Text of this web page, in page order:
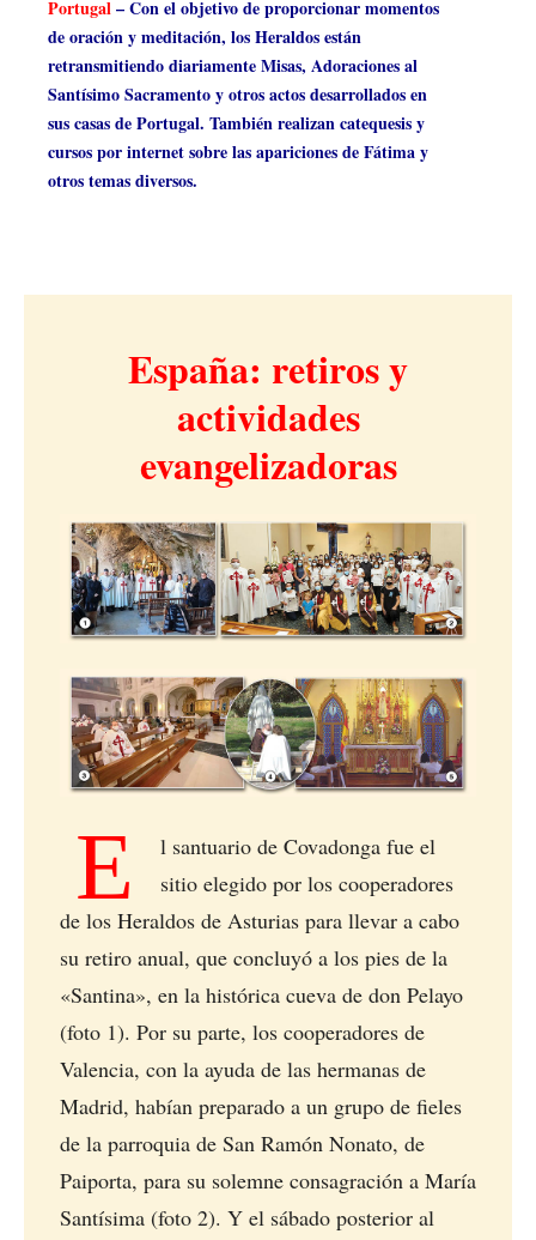
Portugal– Con el objetivo de proporcionar momentos
de oración y meditación, los Heraldos están
retransmitiendo diariamente Misas, Adoraciones al
Santísimo Sacramento y otros actos desarrollados en
sus casas de Portugal. También realizan catequesis y
cursos por internet sobre las apariciones de Fátima y
otros temas diversos.
España: retiros y
actividades
evangelizadoras
E
l santuario de Covadonga fue el
sitio elegido por los cooperadores
de los Heraldos de Asturias para llevar a cabo
su retiro anual, que concluyó a los pies de la
«Santina», en la histórica cueva de don Pelayo
(foto 1). Por su parte, los cooperadores de
Valencia, con la ayuda de las hermanas de
Madrid, habían preparado a un grupo de fieles
de la parroquia de San Ramón Nonato, de
Paiporta, para su solemne consagración a María
Santísima (foto 2). Y el sábado posterior al